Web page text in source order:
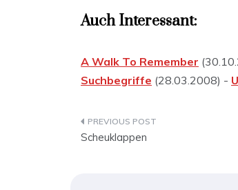
Auch Interessant:
A Walk To Remember
Suchbegriffe (28.03.2008) -
Beitragsnavigation
Scheuklappen